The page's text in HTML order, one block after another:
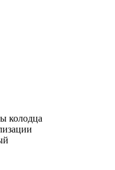
колодца